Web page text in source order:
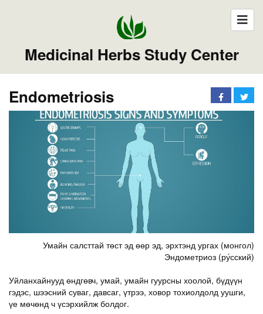
Medicinal Herbs Study Center
Endometriosis
Умайн салсттай төст эд өөр эд, эрхтэнд ургах (монгол)
Эндометриоз (ру́сский)
Уйланхайнууд өндгөвч, умай, умайн гуурсны хоолой, бүдүүн
гэдэс, шээсний суваг, давсаг, үтрээ, ховор тохиолдолд уушги,
үе мөчөнд ч үсэрхийлж болдог.